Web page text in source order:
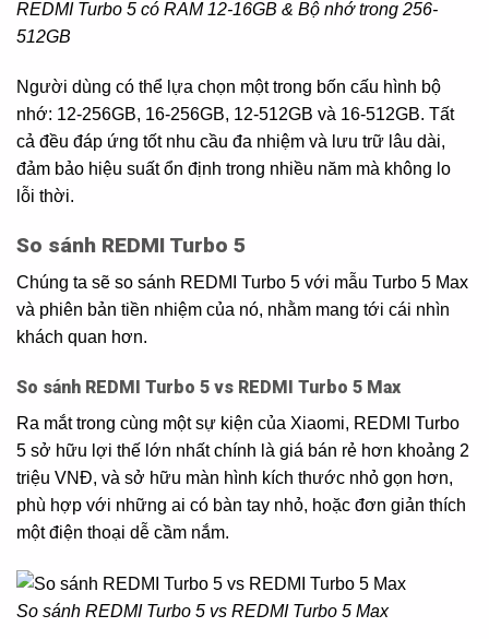
REDMI Turbo 5 có RAM 12-16GB & Bộ nhớ trong 256-
512GB
Người dùng có thể lựa chọn một trong bốn cấu hình bộ
nhớ: 12-256GB, 16-256GB, 12-512GB và 16-512GB. Tất
cả đều đáp ứng tốt nhu cầu đa nhiệm và lưu trữ lâu dài,
đảm bảo hiệu suất ổn định trong nhiều năm mà không lo
lỗi thời.
So sánh REDMI Turbo 5
Chúng ta sẽ so sánh REDMI Turbo 5 với mẫu Turbo 5 Max
và phiên bản tiền nhiệm của nó, nhằm mang tới cái nhìn
khách quan hơn.
So sánh REDMI Turbo 5 vs REDMI Turbo 5 Max
Ra mắt trong cùng một sự kiện của Xiaomi, REDMI Turbo
5 sở hữu lợi thế lớn nhất chính là giá bán rẻ hơn khoảng 2
triệu VNĐ, và sở hữu màn hình kích thước nhỏ gọn hơn,
phù hợp với những ai có bàn tay nhỏ, hoặc đơn giản thích
một điện thoại dễ cầm nắm.
So sánh REDMI Turbo 5 vs REDMI Turbo 5 Max